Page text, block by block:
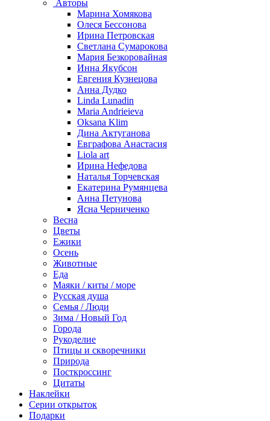
Авторы
Марина Хомякова
Олеся Бессонова
Ирина Петровская
Светлана Сумарокова
Мария Безкоровайная
Инна Якубсон
Евгения Кузнецова
Анна Дудко
Linda Lunadin
Maria Andrieieva
Oksana Klim
Дина Актуганова
Евграфова Анастасия
Liola art
Ирина Нефедова
Наталья Торчевская
Екатерина Румянцева
Анна Петунова
Ясна Черниченко
Весна
Цветы
Ежики
Осень
Животные
Еда
Маяки / киты / море
Русская душа
Семья / Люди
Зима / Новый Год
Города
Рукоделие
Птицы и скворечники
Природа
Посткроссинг
Цитаты
Наклейки
Серии открыток
Подарки